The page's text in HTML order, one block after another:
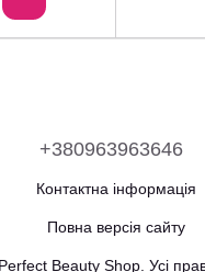
+380963963646
Контактна інформація
Повна версія сайту
Beauty Shop. Усі